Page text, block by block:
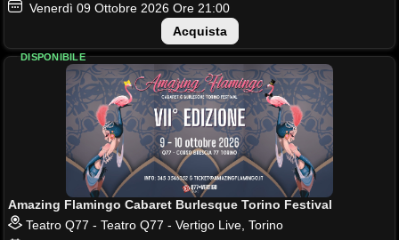
Venerdì 09 Ottobre 2026 Ore 21:00
Acquista
Amazing Flamingo Cabaret Burlesque Torino Festival
Teatro Q77 - Teatro Q77 - Vertigo Live, Torino
DISPONIBILE